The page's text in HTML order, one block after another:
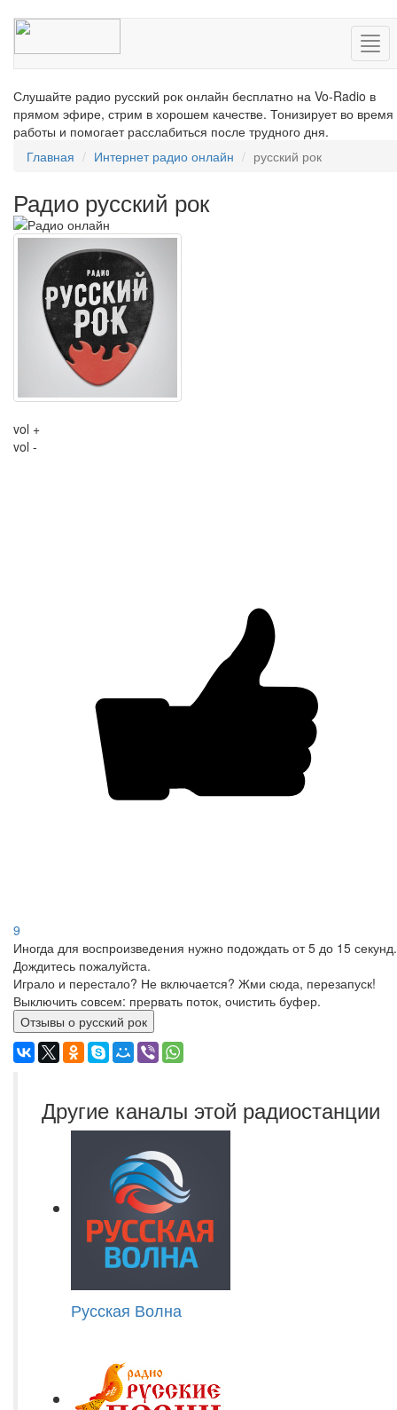
Слушайте радио русский рок онлайн бесплатно на Vo-Radio в
прямом эфире, стрим в хорошем качестве. Тонизирует во время
работы и помогает расслабиться после трудного дня.
Главная
Интернет радио онлайн русский рок
Радио русский рок
vol +
vol -
9
Иногда для воспроизведения нужно подождать от 5 до 15 секунд.
Дождитесь пожалуйста.
Играло и перестало? Не включается? Жми сюда, перезапуск!
Выключить совсем: прервать поток, очистить буфер.
Отзывы о русский рок
Другие каналы этой радиостанции
Русская Волна